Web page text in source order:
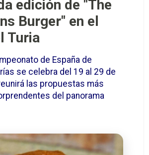
edición de "The
Burger" en el
Turia
de España de
se celebra del 19 al 29 de
las propuestas más
del panorama